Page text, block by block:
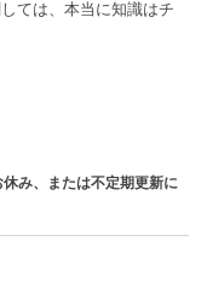
ては、本当に知識はチ
み、または不定期更新に